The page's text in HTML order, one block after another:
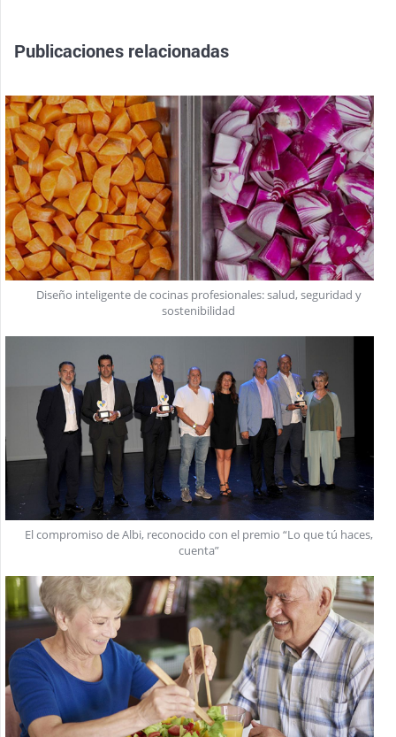
Publicaciones relacionadas
Diseño inteligente de cocinas profesionales: salud, seguridad y
sostenibilidad
El compromiso de Albi, reconocido con el premio “Lo que tú haces,
cuenta”